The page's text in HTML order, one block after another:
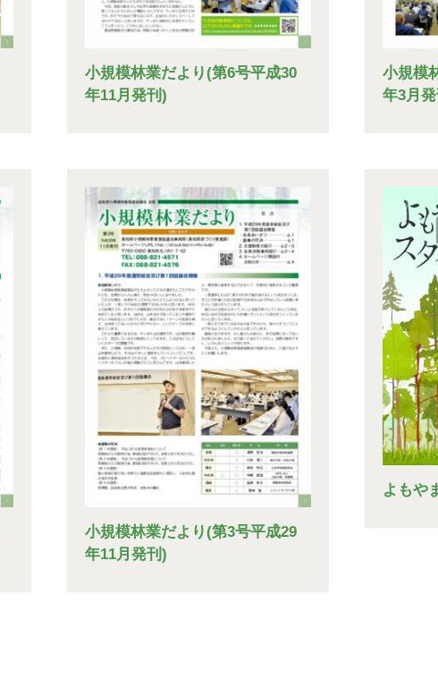
小規模林業だより(第6号平成30
年11月発刊)
小規模
年3月
小規模林業だより(第3号平成29
年11月発刊)
よもや